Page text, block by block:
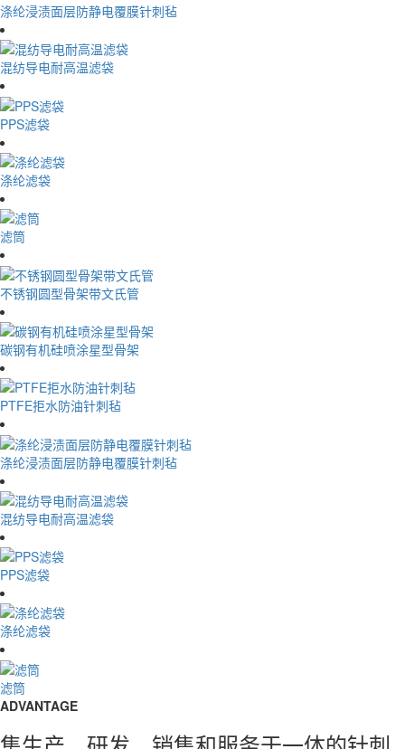
涤纶浸渍面层防静电覆膜针刺毡
混纺导电耐高温滤袋
PPS滤袋
涤纶滤袋
滤筒
不锈钢圆型骨架带文氏管
碳钢有机硅喷涂星型骨架
PTFE拒水防油针刺毡
涤纶浸渍面层防静电覆膜针刺毡
混纺导电耐高温滤袋
PPS滤袋
涤纶滤袋
滤筒
ADVANTAGE